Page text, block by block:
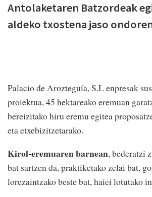
Antolaketaren Batzordeak
aldeko txostena jaso
Palacio de Arozteguía, S.L enpresak
proiektua, 45 hektareako eremuan
bereizitako hiru eremu egitea
eta etxebizitzetarako.
Kirol-eremuaren barnean, bederatzi
bat sartzen da, praktiketako zelai bat,
lorezaintzako beste bat, haiei lotutako